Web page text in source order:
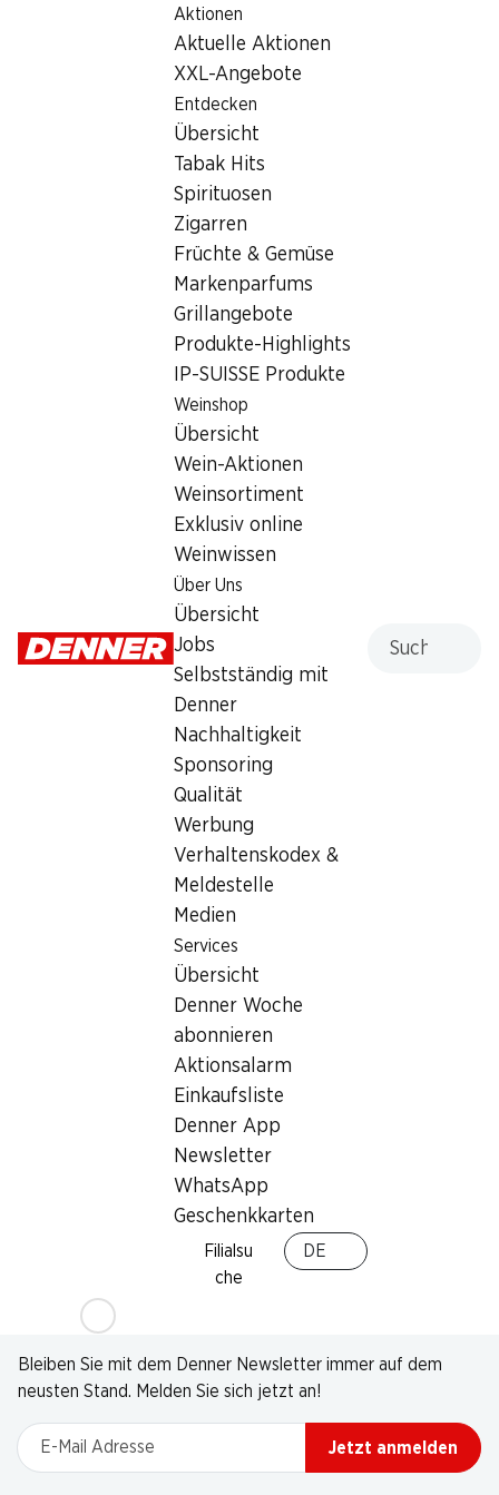
Aktionen
Aktuelle Aktionen
XXL-Angebote
Entdecken
Übersicht
Tabak Hits
Spirituosen
Zigarren
Früchte & Gemüse
Markenparfums
Grillangebote
Produkte-Highlights
IP-SUISSE Produkte
Weinshop
Übersicht
Wein-Aktionen
Weinsortiment
Exklusiv online
Weinwissen
Über Uns
Übersicht
Jobs
Selbstständig mit
Denner
Nachhaltigkeit
Sponsoring
Qualität
Werbung
Verhaltenskodex &
Meldestelle
Medien
Services
Übersicht
Denner Woche
abonnieren
Aktionsalarm
Einkaufsliste
Denner App
Newsletter
WhatsApp
Geschenkkarten
Filialsu
che
DE
Filialsuche
Denner Filiale Hochweidstrasse 3, 8802 Kilchberg ZH
8802 Kilchberg ZH
Hochweidstrasse 3, 8802 Kilchberg ZH
Zur Wegbeschreibung
Öffnungszeiten
Bargeldbezug mit Post - / M-Card
Newsletter
Bleiben Sie mit dem Denner Newsletter immer auf dem
neusten Stand. Melden Sie sich jetzt an!
E-Mail Adresse
Jetzt anmelden